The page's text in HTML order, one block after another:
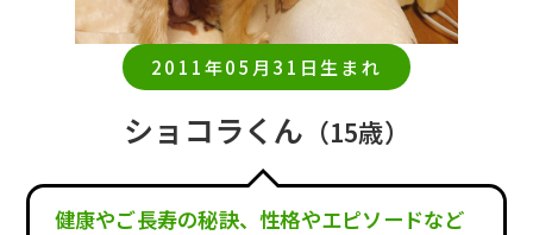
2011年05月31日生まれ
ショコラくん （15歳）
健康やご長寿の秘訣、性格やエピソードなど